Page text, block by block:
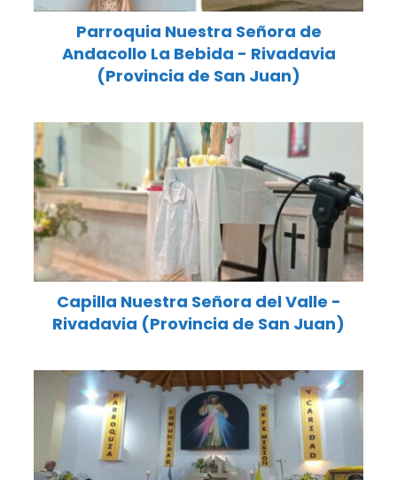
Parroquia Nuestra Señora de
Andacollo La Bebida - Rivadavia
(Provincia de San Juan)
Capilla Nuestra Señora del Valle -
Rivadavia (Provincia de San Juan)